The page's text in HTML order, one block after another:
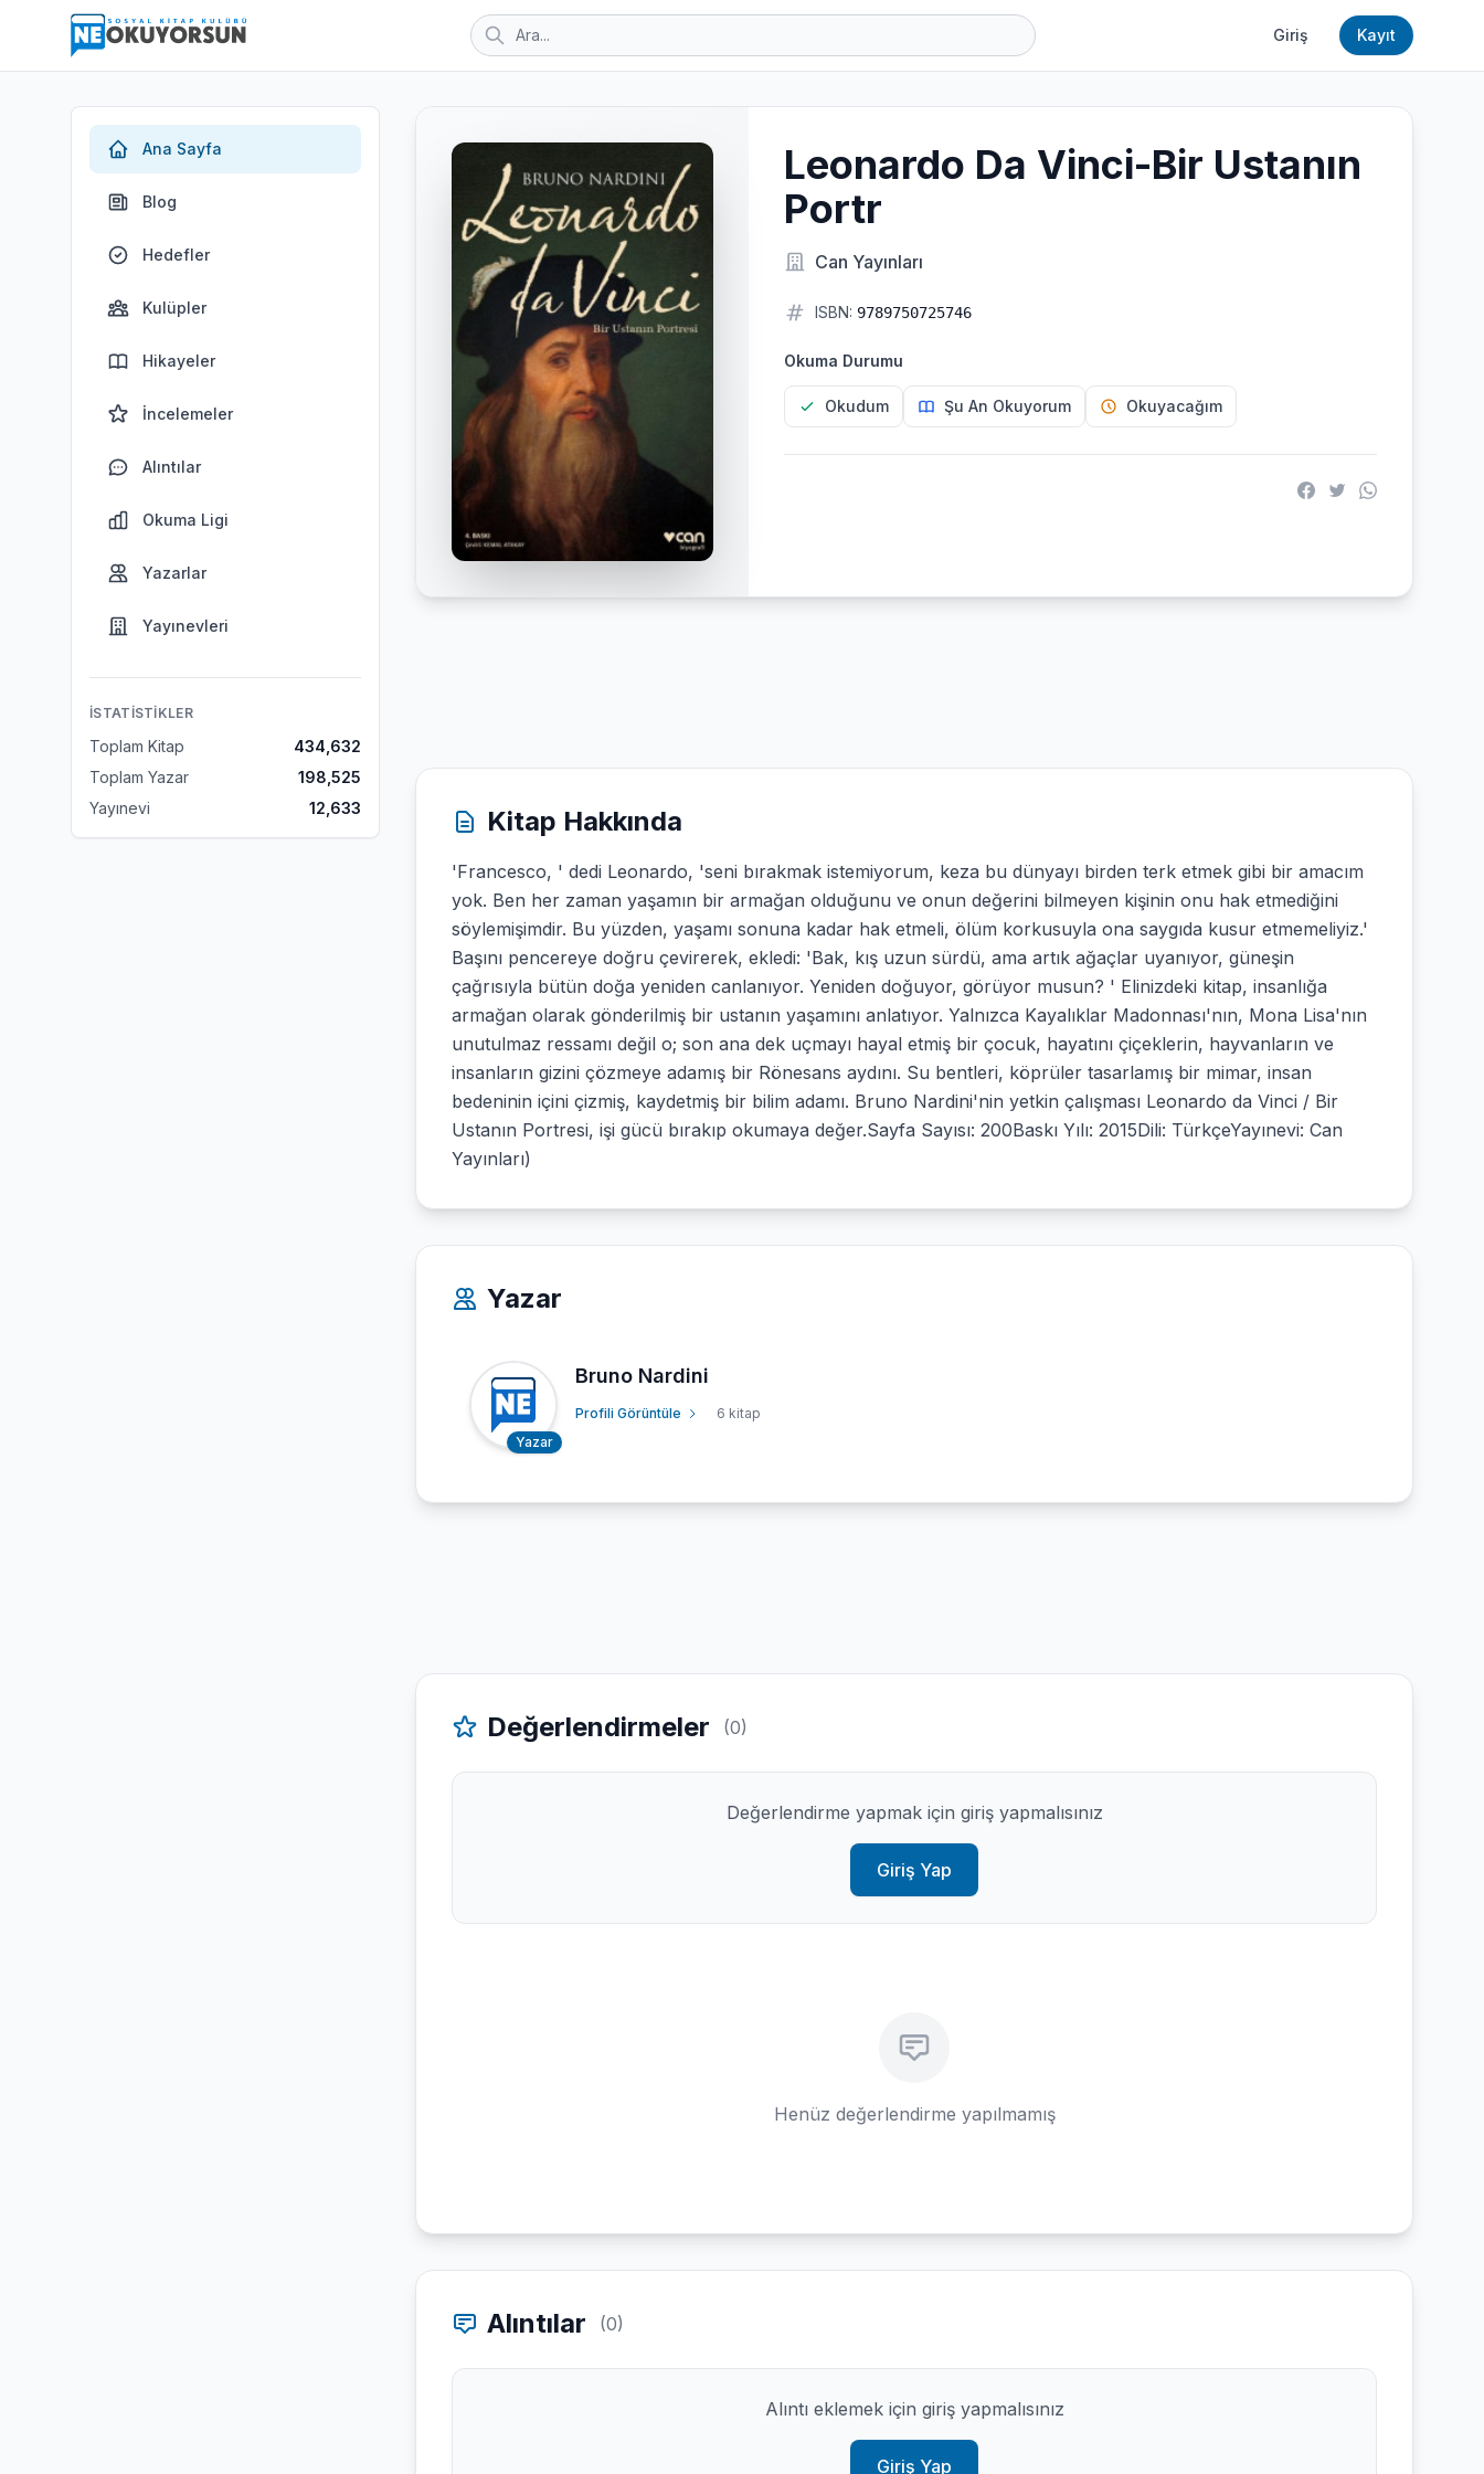
Giriş Kayıt
Ana Sayfa
Blog
Hedefler
Kulüpler
Hikayeler
İncelemeler
Alıntılar
Okuma Ligi
Yazarlar
Yayınevleri
İSTATISTIKLER
Toplam Kitap
434,632
Toplam Yazar
198,525
Yayınevi
12,633
Leonardo Da Vinci-Bir Ustanın
Portr
Can Yayınları
ISBN: 9789750725746
Okuma Durumu
Okudum Şu An Okuyorum Okuyacağım
Kitap Hakkında
'Francesco, ' dedi Leonardo, 'seni bırakmak istemiyorum, keza bu dünyayı birden terk etmek gibi bir amacım
yok. Ben her zaman yaşamın bir armağan olduğunu ve onun değerini bilmeyen kişinin onu hak etmediğini
söylemişimdir. Bu yüzden, yaşamı sonuna kadar hak etmeli, ölüm korkusuyla ona saygıda kusur etmemeliyiz.'
Başını pencereye doğru çevirerek, ekledi: 'Bak, kış uzun sürdü, ama artık ağaçlar uyanıyor, güneşin
çağrısıyla bütün doğa yeniden canlanıyor. Yeniden doğuyor, görüyor musun? ' Elinizdeki kitap, insanlığa
armağan olarak gönderilmiş bir ustanın yaşamını anlatıyor. Yalnızca Kayalıklar Madonnası'nın, Mona Lisa'nın
unutulmaz ressamı değil o; son ana dek uçmayı hayal etmiş bir çocuk, hayatını çiçeklerin, hayvanların ve
insanların gizini çözmeye adamış bir Rönesans aydını. Su bentleri, köprüler tasarlamış bir mimar, insan
bedeninin içini çizmiş, kaydetmiş bir bilim adamı. Bruno Nardini'nin yetkin çalışması Leonardo da Vinci / Bir
Ustanın Portresi, işi gücü bırakıp okumaya değer.Sayfa Sayısı: 200Baskı Yılı: 2015Dili: TürkçeYayınevi: Can
Yayınları)
Yazar
Yazar
Bruno Nardini
Profili Görüntüle 6 kitap
Değerlendirmeler (0)
Değerlendirme yapmak için giriş yapmalısınız
Giriş Yap
Henüz değerlendirme yapılmamış
Alıntılar (0)
Alıntı eklemek için giriş yapmalısınız
Giriş Yap